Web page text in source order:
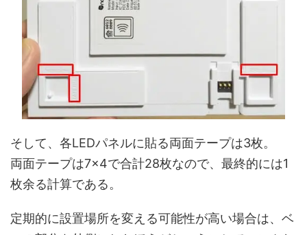
そして、各LEDパネルに貼る両面テープは3枚。
両面テープは7×4で合計28枚なので、最終的には1
枚余る計算である。
定期的に設置場所を変える可能性が高い場合は、ベ